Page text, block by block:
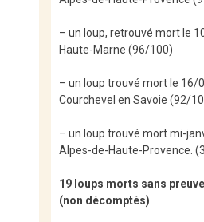
– un loup, retrouvé mort le
Haute-Marne (96/100)
– un loup trouvé mort le 16/
Courchevel en Savoie (92/
– un loup trouvé mort mi-
Alpes-de-Haute-Provence.
19 loups morts sans
(non décomptés)